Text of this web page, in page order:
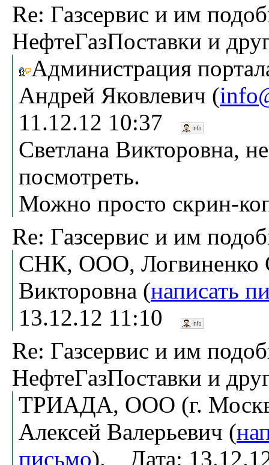
Re: Газсервис и им
НефтеГазПоставки и
Администрация
Андрей Яковлевич (
11.12.12 10:37
Светлана Викторовна,
посмотреть.
Можно просто скрин-
Re: Газсервис и им
СНК, ООО, Логвиненко
Викторовна (написать
13.12.12 11:10
Re: Газсервис и им
НефтеГазПоставки и
ТРИАДА, ООО (г.
Алексей Валерьевич (
письмо). Дата: